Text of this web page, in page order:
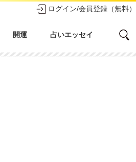
ログイン/会員登録（無料）
開運 占いエッセイ